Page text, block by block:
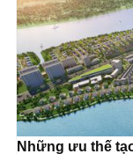
Những ưu thế